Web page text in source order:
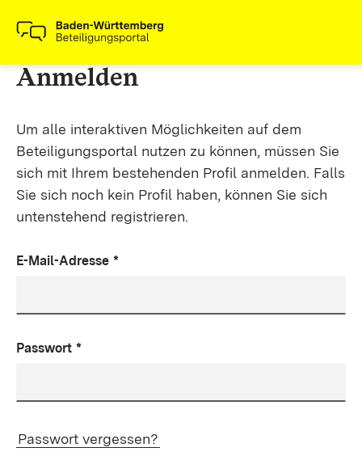
Anmelden
Um alle interaktiven Möglichkeiten auf dem
Beteiligungsportal nutzen zu können, müssen Sie
sich mit Ihrem bestehenden Profil anmelden. Falls
Sie sich noch kein Profil haben, können Sie sich
untenstehend registrieren.
E-Mail-Adresse *
Passwort *
Passwort vergessen?